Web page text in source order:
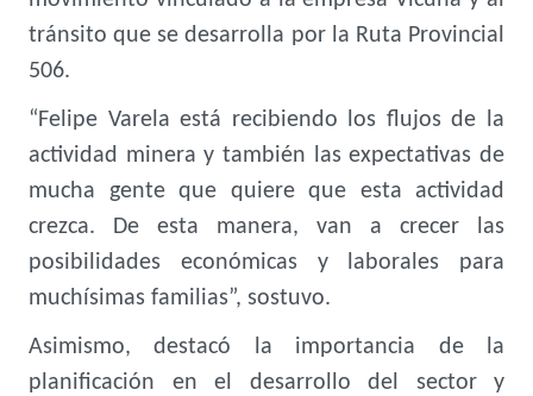
tránsito que se desarrolla por la Ruta Provincial
506.
“Felipe Varela está recibiendo los flujos de la
actividad minera y también las expectativas de
mucha gente que quiere que esta actividad
crezca. De esta manera, van a crecer las
posibilidades económicas y laborales para
muchísimas familias”, sostuvo.
Asimismo, destacó la importancia de la
planificación en el desarrollo del sector y